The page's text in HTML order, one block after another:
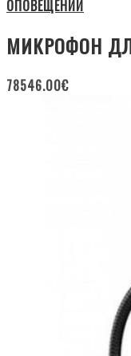
ОПОВЕЩЕНИЙ
МИКРОФОН
78546.00€